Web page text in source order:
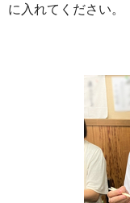
に入れてください。